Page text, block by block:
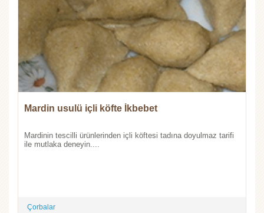
Mardin usulü içli köfte İkbebet
Mardinin tescilli ürünlerinden içli köftesi tadına doyulmaz tarifi
ile mutlaka deneyin....
Çorbalar